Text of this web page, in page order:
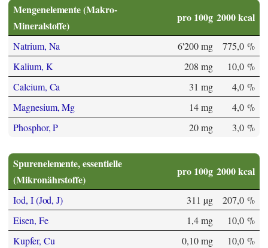
Mengenelemente (Makro-
Mineralstoffe)
pro 100g 2000 kcal
Natrium, Na 6'200 mg
775,0 %
Kalium, K
208 mg
10,0 %
Calcium, Ca
31 mg
4,0 %
Magnesium, Mg
14 mg
4,0 %
Phosphor, P
20 mg 3,0 %
Spurenelemente, essentielle
(Mikronährstoffe)
pro 100g 2000 kcal
Iod, I (Jod, J) 311 µg
207,0 %
Eisen, Fe
1,4 mg
10,0 %
Kupfer, Cu
0,10 mg
10,0 %